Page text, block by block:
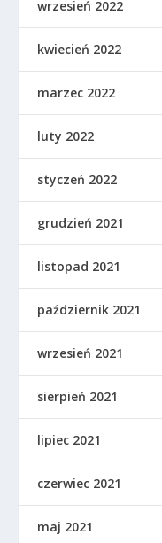
wrzesień 2022
kwiecień 2022
marzec 2022
luty 2022
styczeń 2022
grudzień 2021
listopad 2021
październik 2021
wrzesień 2021
sierpień 2021
lipiec 2021
czerwiec 2021
maj 2021